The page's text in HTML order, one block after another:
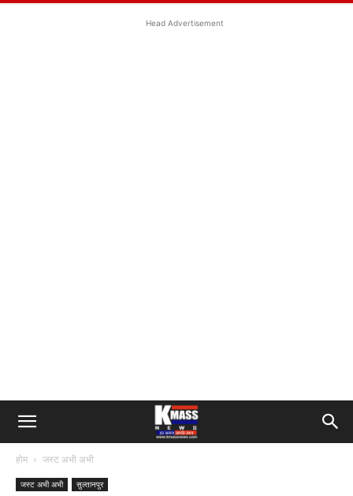
Head Advertisement
होम जस्ट अभी अभी
जस्ट अभी अभी सुल्तानपुर